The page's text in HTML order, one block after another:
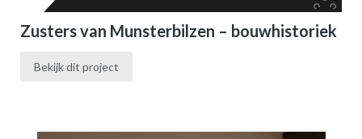
Zusters van Munsterbilzen – bouwhistoriek
Bekijk dit project